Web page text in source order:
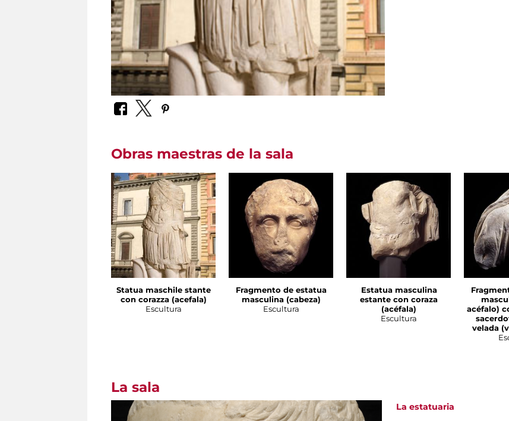
Obras maestras de la sala
Statua maschile stante
con corazza (acefala)
Escultura
Fragmento de estatua
masculina (cabeza)
Escultura
Estatua masculina
estante con coraza
(acéfala)
Escultura
acéfalo)
velada
La sala
La estatuaria